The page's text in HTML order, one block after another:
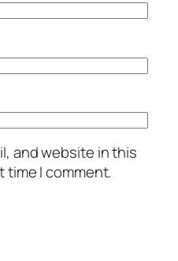
and website in this
I comment.